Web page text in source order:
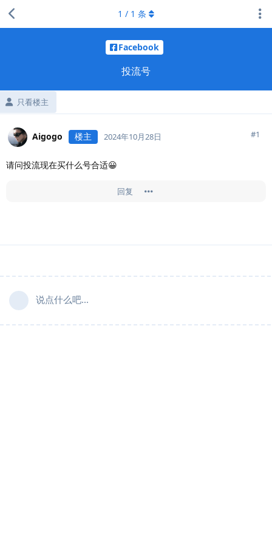
Facebook
投流号
只看楼主
1 / 1 条
Aigogo 楼主 2024年10月28日 #1
请问投流现在买什么号合适😀
回复
说点什么吧...